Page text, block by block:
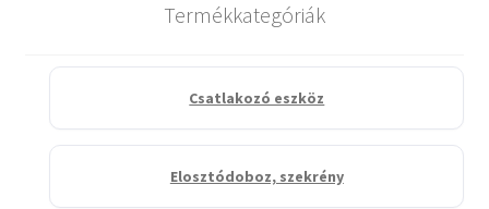
Termékkategóriák
Csatlakozó eszköz
Elosztódoboz, szekrény